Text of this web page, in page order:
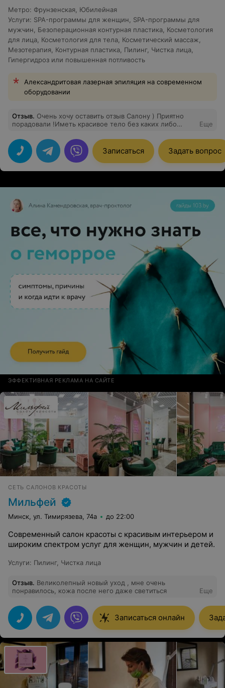
Метро: Фрунзенская Юбилейная
Услуги: SPA-программы для женщин
SPA-программы для
мужчин
Безоперационная контурная пластика Косметология
для лица Косметология для тела Косметический массаж
Мезотерапия Контурная пластика Пилинг, Чистка лица
Гипергидроз или повышенная потливость
Александритовая лазерная эпиляция на современном
оборудовании
Отзыв. Очень хочу оставить отзыв Салону ) Приятно
порадовали !Иметь красивое тело без каких либо
ручного антицеллюлитного массажа (на области
бедер), я осталась очень довольна результатом. Моя
кожа стала красивая, упругая, она не обвисает.
Рекомендую пройти именно весь курс, состоящий из
10 сеансов всем, кто желает избавиться от целлюлита
Вам !!
Еще
Записаться Задать вопрос
ЭФФЕКТИВНАЯ РЕКЛАМА НА САЙТЕ
СЕТЬ САЛОНОВ КРАСОТЫ
Мильфей
Минск, ул. Тимирязева, 74а до 22:00
Современный салон красоты с красивым интерьером и
широким спектром услуг для женщин, мужчин и детей.
Услуги: Пилинг, Чистка лица
Отзыв. Великолепный новый уход , мне очень
понравилось, кожа после него даже светиться
Еще
Записаться онлайн